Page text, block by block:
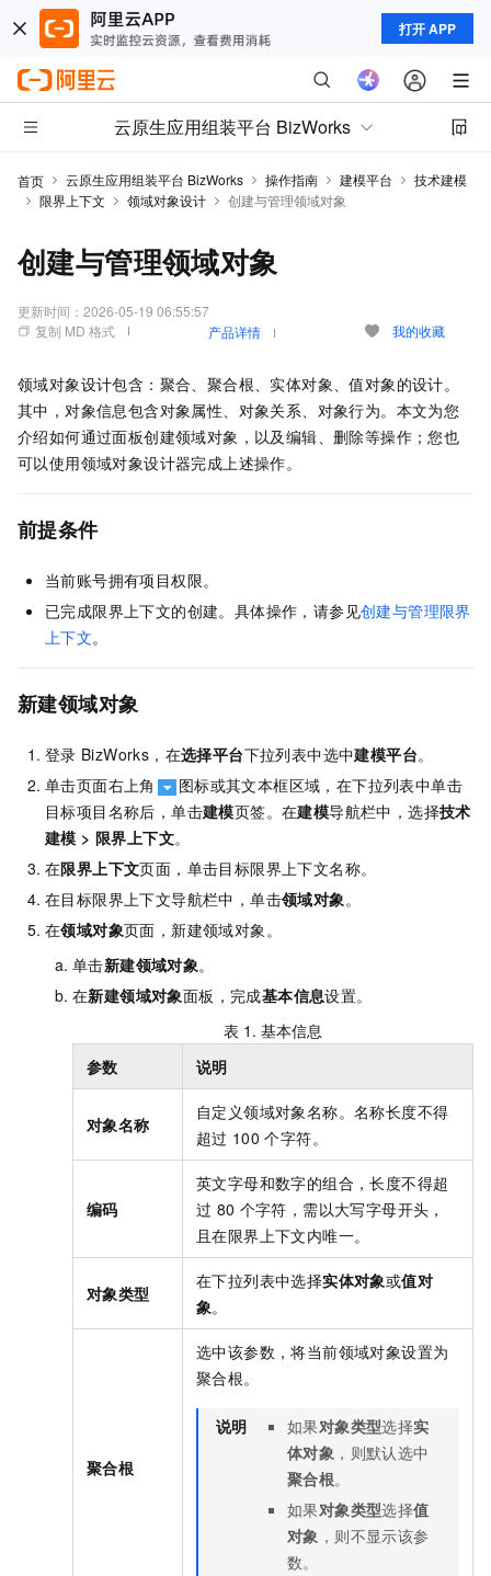
打开 APP
云原生应用组装平台 BizWorks
首页 云原生应用组装平台 BizWorks 操作指南 建模平台
技术建模
限界上下文
领域对象设计 创建与管理领域对象
创建与管理领域对象
更新时间： 2026-05-19 06:55:57
复制 MD 格式
产品详情 我的收藏
领域对象设计包含：聚合、聚合根、实体对象、值对象的设计。
其中，对象信息包含对象属性、对象关系、对象行为。本文为您
介绍如何通过面板创建领域对象，以及编辑、删除等操作；您也
可以使用领域对象设计器完成上述操作。
前提条件
当前账号拥有项目权限。
已完成限界上下文的创建。具体操作，请参见创建与管理限界
上下文。
新建领域对象
登录 BizWorks，在选择平台下拉列表中选中建模平台。
单击页面右上角
图标或其文本框区域，在下拉列表中单击
目标项目名称后，单击建模页签。在建模导航栏中，选择技术
建模 >限界上下文。
在限界上下文页面，单击目标限界上下文名称。
在目标限界上下文导航栏中，单击领域对象。
在领域对象页面，新建领域对象。
单击新建领域对象。
在新建领域对象面板，完成基本信息设置。
表 1. 基本信息
参数
说明
对象名称
自定义领域对象名称。名称长度不得
超过 100 个字符。
编码
英文字母和数字的组合 ，长度不得超
过 80 个字符，需以大写字母开头，
且在限界上下文内唯一。
对象类型
在下拉列表中选择实体对象或值对
象。
聚合根
选中该参数，将当前领域对象设置为
聚合根。
说明 如果对象类型选择实
体对象 ，则默认选中
聚合根。
如果对象类型选择值
对象 ，则不显示该参
数。